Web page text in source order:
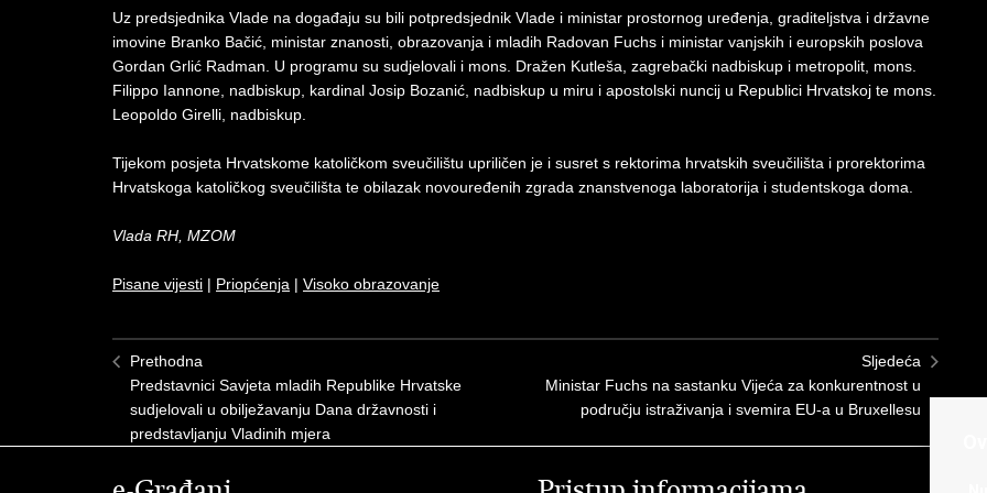
Uz predsjednika Vlade na događaju su bili potpredsjednik Vlade i ministar prostornog uređenja, graditeljstva i državne
imovine Branko Bačić, ministar znanosti, obrazovanja i mladih Radovan Fuchs i ministar vanjskih i europskih poslova
Gordan Grlić Radman. U programu su sudjelovali i mons. Dražen Kutleša, zagrebački nadbiskup i metropolit, mons.
Filippo Iannone, nadbiskup, kardinal Josip Bozanić, nadbiskup u miru i apostolski nuncij u Republici Hrvatskoj te mons.
Leopoldo Girelli, nadbiskup.
Tijekom posjeta Hrvatskome katoličkom sveučilištu upriličen je i susret s rektorima hrvatskih sveučilišta i prorektorima
Hrvatskoga katoličkog sveučilišta te obilazak novouređenih zgrada znanstvenoga laboratorija i studentskoga doma.
Vlada RH, MZOM
Pisane vijesti | Priopćenja | Visoko obrazovanje
Prethodna
Predstavnici Savjeta mladih Republike Hrvatske
sudjelovali u obilježavanju Dana državnosti i
predstavljanju Vladinih mjera
Sljedeća
Ministar Fuchs na sastanku Vijeća za konkurentnost u
području istraživanja i svemira EU-a u Bruxellesu